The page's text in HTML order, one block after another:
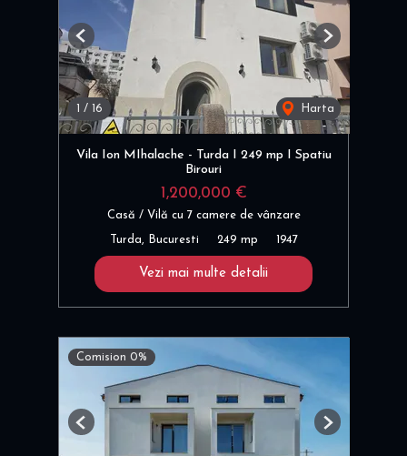
1 / 16 Harta
Previous Next
Vila Ion MIhalache - Turda I 249 mp I Spatiu
Birouri
1,200,000 €
Casă / Vilă cu 7 camere de vânzare
Turda, Bucuresti 249 mp 1947
Vezi mai multe detalii
Comision 0%
Previous Next